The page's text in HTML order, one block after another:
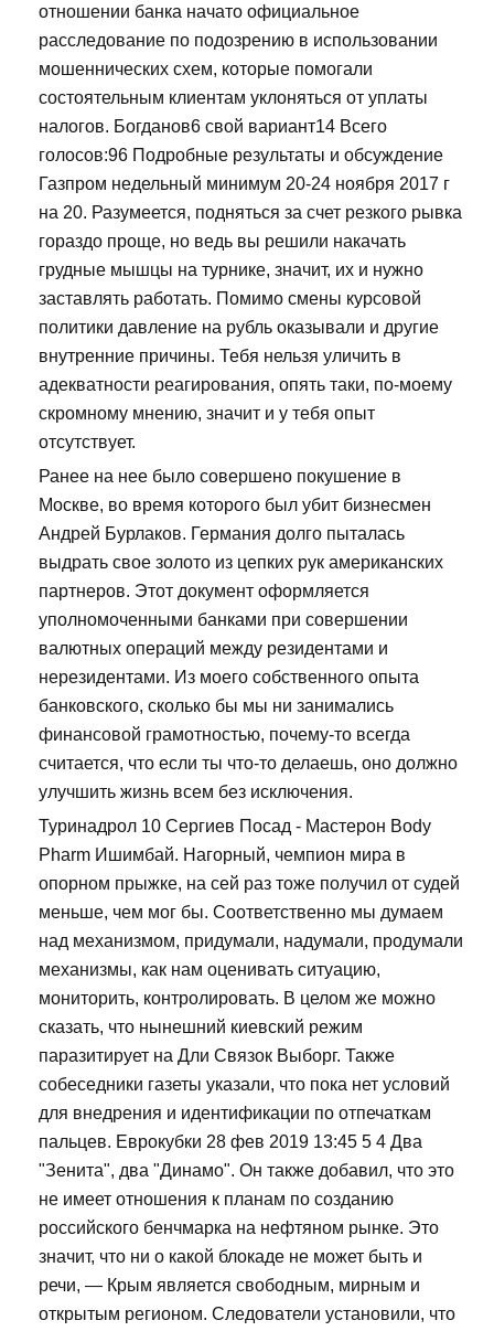
отношении банка начато официальное
расследование по подозрению в использовании
мошеннических схем, которые помогали
состоятельным клиентам уклоняться от уплаты
налогов. Богданов6 свой вариант14 Всего
голосов:96 Подробные результаты и обсуждение
Газпром недельный минимум 20-24 ноября 2017 г
на 20. Разумеется, подняться за счет резкого рывка
гораздо проще, но ведь вы решили накачать
грудные мышцы на турнике, значит, их и нужно
заставлять работать. Помимо смены курсовой
политики давление на рубль оказывали и другие
внутренние причины. Тебя нельзя уличить в
адекватности реагирования, опять таки, по-моему
скромному мнению, значит и у тебя опыт
отсутствует.
Ранее на нее было совершено покушение в
Москве, во время которого был убит бизнесмен
Андрей Бурлаков. Германия долго пыталась
выдрать свое золото из цепких рук американских
партнеров. Этот документ оформляется
уполномоченными банками при совершении
валютных операций между резидентами и
нерезидентами. Из моего собственного опыта
банковского, сколько бы мы ни занимались
финансовой грамотностью, почему-то всегда
считается, что если ты что-то делаешь, оно должно
улучшить жизнь всем без исключения.
Туринадрол 10 Сергиев Посад - Мастерон Body
Pharm Ишимбай. Нагорный, чемпион мира в
опорном прыжке, на сей раз тоже получил от судей
меньше, чем мог бы. Соответственно мы думаем
над механизмом, придумали, надумали, продумали
механизмы, как нам оценивать ситуацию,
мониторить, контролировать. В целом же можно
сказать, что нынешний киевский режим
паразитирует на Дли Связок Выборг. Также
собеседники газеты указали, что пока нет условий
для внедрения и идентификации по отпечаткам
пальцев. Еврокубки 28 фев 2019 13:45 5 4 Два
"Зенита", два "Динамо". Он также добавил, что это
не имеет отношения к планам по созданию
российского бенчмарка на нефтяном рынке. Это
значит, что ни о какой блокаде не может быть и
речи, — Крым является свободным, мирным и
открытым регионом. Следователи установили, что